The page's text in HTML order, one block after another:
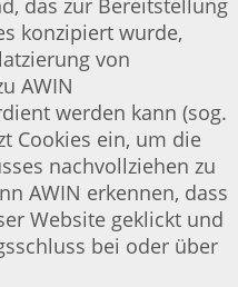
das zur Bereitstellung
konzipiert wurde,
von
AWIN
werden kann (sog.
Cookies ein, um die
nachvollziehen zu
AWIN erkennen, dass
Website geklickt und
bei oder über